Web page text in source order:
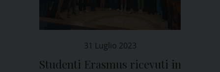
31 Luglio 2023
Studenti Erasmus ricevuti in